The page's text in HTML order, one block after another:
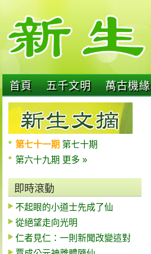
首頁 五千文明 萬古機緣
第七十一期 第七十期
第六十九期 更多 »
即時滾動
不起眼的小道士先成了仙
從絕望走向光明
仁者見仁：一則新聞改變這對